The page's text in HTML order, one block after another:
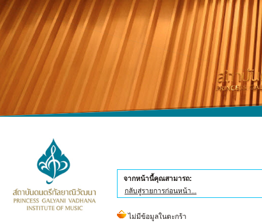
จากหน้านี้คุณสามารถ:
กลับสู่รายการก่อนหน้า...